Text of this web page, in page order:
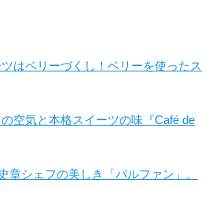
はベリーづくし！ベリーを使ったス
空気と本格スイーツの味『Café de
章シェフの美しき「パルファン」。